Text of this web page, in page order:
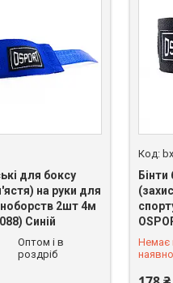
для боксу
на руки для
2шт 4м
Синій
Оптом і в
роздріб
82
Бінти
Немає
+380